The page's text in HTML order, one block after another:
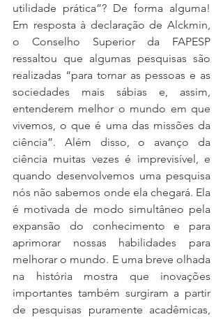
utilidade prática”? De forma alguma!
Em resposta à declaração de Alckmin,
o Conselho Superior da FAPESP
ressaltou que algumas pesquisas são
realizadas “para tornar as pessoas e as
sociedades mais sábias e, assim,
entenderem melhor o mundo em que
vivemos, o que é uma das missões da
ciência”. Além disso, o avanço da
ciência muitas vezes é imprevisível, e
quando desenvolvemos uma pesquisa
nós não sabemos onde ela chegará. Ela
é motivada de modo simultâneo pela
expansão do conhecimento e para
aprimorar nossas habilidades para
melhorar o mundo. E uma breve olhada
na história mostra que inovações
importantes também surgiram a partir
de pesquisas puramente acadêmicas,